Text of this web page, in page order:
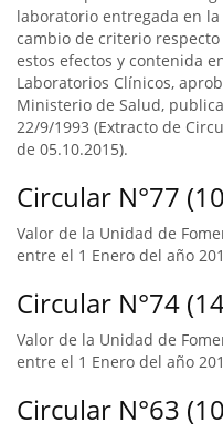
laboratorio entregada en
cambio de criterio
estos efectos y contenida
Laboratorios Clínicos,
Ministerio de Salud,
22/9/1993 (Extracto de
de 05.10.2015).
Circular N°77
Valor de la Unidad de
entre el 1 Enero del año
Circular N°74
Valor de la Unidad de
entre el 1 Enero del año
Circular N°63